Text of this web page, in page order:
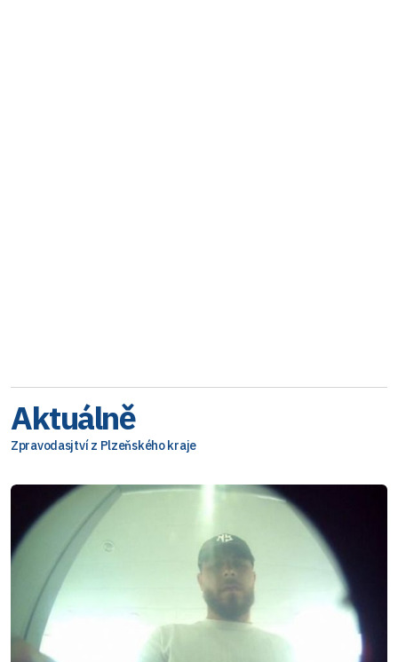
Aktuálně
Zpravodasjtví z Plzeňského kraje